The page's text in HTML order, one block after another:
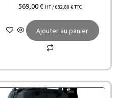
569,00€ HT /682,80 €TTC
Ajouter au panier